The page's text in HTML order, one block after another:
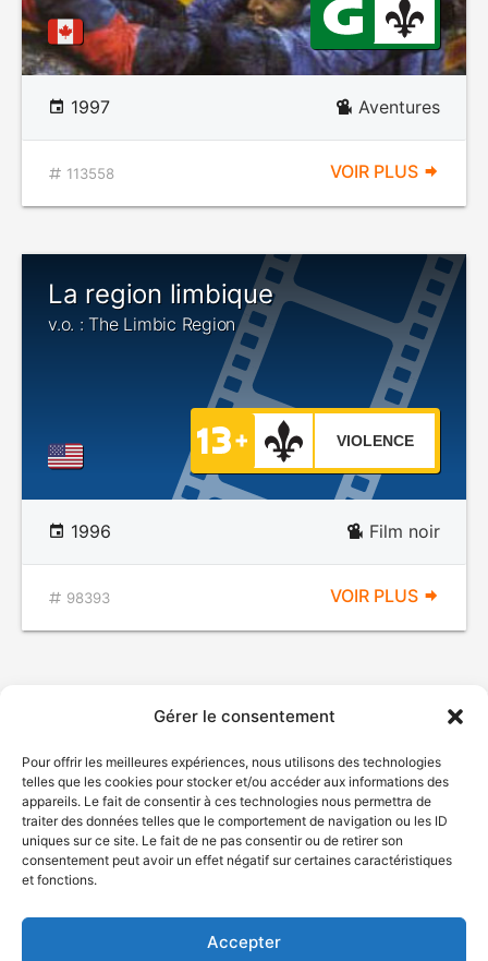
Gérer le consentement
Pour offrir les meilleures expériences, nous utilisons des technologies
telles que les cookies pour stocker et/ou accéder aux informations des
appareils. Le fait de consentir à ces technologies nous permettra de
traiter des données telles que le comportement de navigation ou les ID
uniques sur ce site. Le fait de ne pas consentir ou de retirer son
consentement peut avoir un effet négatif sur certaines caractéristiques
et fonctions.
Accepter
1997 Aventures
113558 VOIR PLUS
La region limbique
v.o. : The Limbic Region
VIOLENCE
1996 Film noir
98393 VOIR PLUS
© Gouvernement du Québec, 2026
Plan du site
Accessibilité